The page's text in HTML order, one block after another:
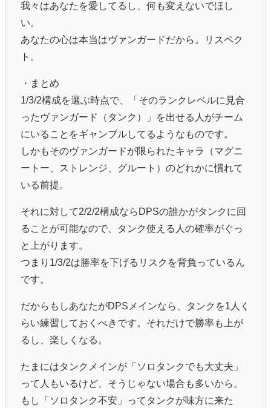
我々はあなたを愛してるし、何も変えないでほし
い。
あなたの心は本当はヴァンガードだから。リスペク
ト。
・まとめ
1/3/2構成を選ぶ時点で、「そのランクレベルに見合
ったヴァンガード（タンク）」を出せる人がチーム
にいることをギャンブルしてるようなものです。
しかもそのヴァンガードが限られたキャラ（マグニ
ートー、ストレンジ、グルート）のどれかに慣れて
いる前提。
それに対して2/2/2構成ならDPSの誰かがタンクに回
ることが可能なので、タンク使える人の確率がぐっ
と上がります。
つまり1/3/2は勝率を下げるリスクを背負っているん
です。
だからもしあなたがDPSメインなら、タンクを1人く
らい練習しておくべきです。それだけで勝率も上が
るし、楽しくなる。
たまにはタンクメインが「ソロタンクでも大丈夫」
って人もいるけど、そうじゃない場合も多いから。
もし「ソロタンク不安」ってタンクが味方に来た